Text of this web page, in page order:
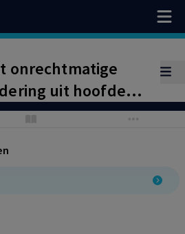
onrechtmatige
uit hoofde
kamer van
wordt